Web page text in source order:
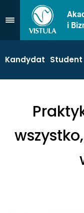
Przejdź do Menui
Kandydat Student